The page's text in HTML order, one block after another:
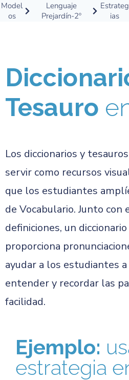
Model
os
Lenguaje
Prejardín-2º
Estrateg
ias
Tesauro
Los diccionarios y
servir como recursos
que los estudiantes
de Vocabulario. Junto con
definiciones, un
proporciona
ayudar a los estudiantes
entender y recordar las
facilidad.
Ejemplo:
estrategia